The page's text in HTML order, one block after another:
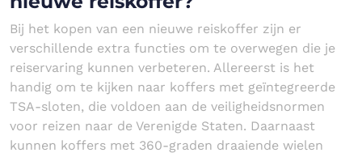
Bij het kopen van een nieuwe reiskoffer zijn er
verschillende extra functies om te overwegen die je
reiservaring kunnen verbeteren. Allereerst is het
handig om te kijken naar koffers met geïntegreerde
TSA-sloten, die voldoen aan de veiligheidsnormen
voor reizen naar de Verenigde Staten. Daarnaast
kunnen koffers met 360-graden draaiende wielen